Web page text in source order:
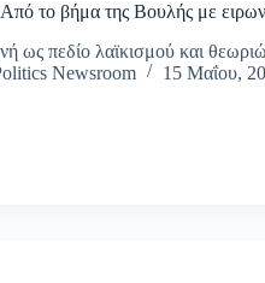
το βήμα της Βουλής με
ως πεδίο λαϊκισμού και
Newsroom
15 Μαΐου,